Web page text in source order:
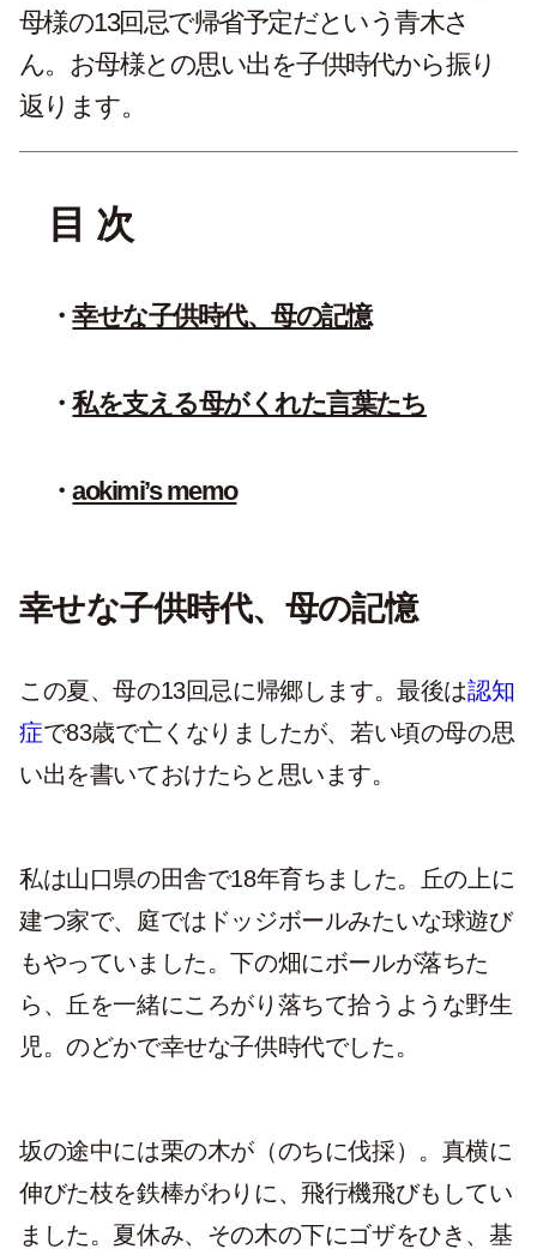
母様の13回忌で帰省予定だという青木さ
ん。お母様との思い出を子供時代から振り
返ります。
目 次
幸せな子供時代、母の記憶
私を支える母がくれた言葉たち
aokimi’s memo
幸せな子供時代、母の記憶
この夏、母の13回忌に帰郷します。最後は認知
症で83歳で亡くなりましたが、若い頃の母の思
い出を書いておけたらと思います。
私は山口県の田舎で18年育ちました。丘の上に
建つ家で、庭ではドッジボールみたいな球遊び
もやっていました。下の畑にボールが落ちた
ら、丘を一緒にころがり落ちて拾うような野生
児。のどかで幸せな子供時代でした。
坂の途中には栗の木が（のちに伐採）。真横に
伸びた枝を鉄棒がわりに、飛行機飛びもしてい
ました。夏休み、その木の下にゴザをひき、基